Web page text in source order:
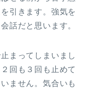
引きます。強気を
話だと思います。
まってしまいまし
回も３回も止めて
ません。気合いも